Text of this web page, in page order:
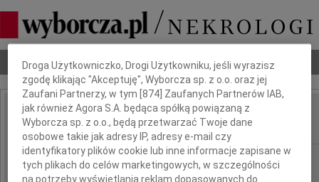
Nekrologi Odeszli Poradnik pogrzebowy
IMIĘ I NAZWISKO: Zofia Domańska
REGION: Warszawa
DATA EMISJI: 23.09.2009
Dbamy o Twoją prywatność
Droga Użytkowniczko, Drogi Użytkowniku, jeśli wyrazisz
zgodę klikając "Akceptuję", Wyborcza sp. z o.o. oraz jej
Zaufani Partnerzy, w tym [874 ] Zaufanych Partnerów IAB,
jak również Agora S.A. będąca spółką powiązaną z
Wyborcza sp. z o.o., będą przetwarzać Twoje dane
osobowe takie jak adresy IP, adresy e-mail czy
identyfikatory plików cookie lub inne informacje zapisane w
tych plikach do celów marketingowych, w szczególności
na potrzeby wyświetlania reklam dopasowanych do